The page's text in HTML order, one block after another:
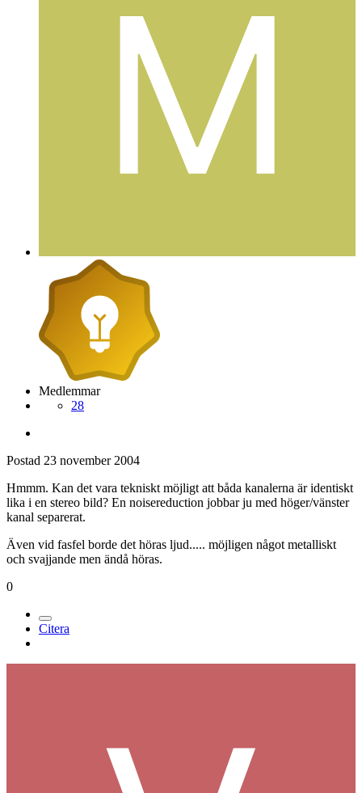
Medlemmar
28
Postad 23 november 2004
Hmmm. Kan det vara tekniskt möjligt att båda kanalerna är identiskt
lika i en stereo bild? En noisereduction jobbar ju med höger/vänster
kanal separerat.
Även vid fasfel borde det höras ljud..... möjligen något metalliskt
och svajjande men ändå höras.
0
Citera